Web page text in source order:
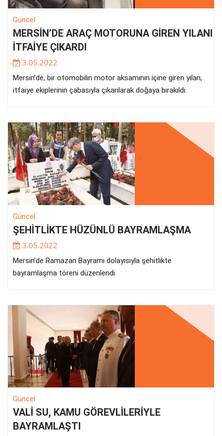
Güncel
MERSİN’DE ARAÇ MOTORUNA GİREN YILANI
İTFAİYE ÇIKARDI
3.05.2022
Mersin’de, bir otomobilin motor aksamının içine giren yılan,
itfaiye ekiplerinin çabasıyla çıkarılarak doğaya bırakıldı.
Güncel
ŞEHİTLİKTE HÜZÜNLÜ BAYRAMLAŞMA
3.05.2022
Mersin’de Ramazan Bayramı dolayısıyla şehitlikte
bayramlaşma töreni düzenlendi.
Güncel
VALİ SU, KAMU GÖREVLİLERİYLE
BAYRAMLAŞTI